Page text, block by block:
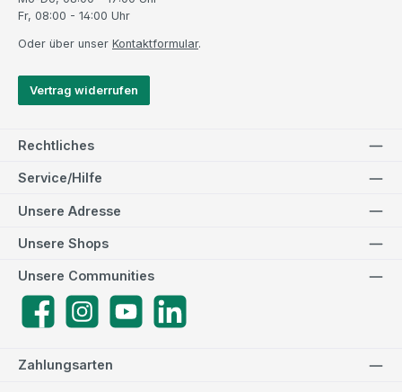
Fr, 08:00 - 14:00 Uhr
Oder über unser Kontaktformular.
Vertrag widerrufen
Rechtliches
Service/Hilfe
Zahlungsarten
Unsere Adresse
Unsere Communities
FacebookInstagramYouTube
Unsere Shops